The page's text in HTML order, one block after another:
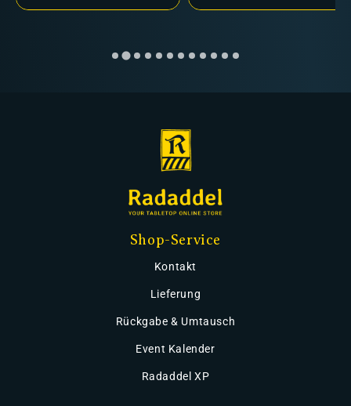
Shop-Service
Kontakt
Lieferung
Rückgabe & Umtausch
Event Kalender
Radaddel XP